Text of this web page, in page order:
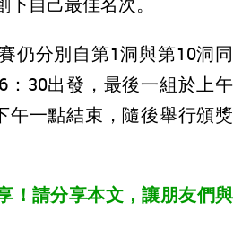
仍分別自第1洞與第10洞同
：30出發，最後一組於上午
午一點結束，隨後舉行頒獎
！請分享本文，讓朋友們與